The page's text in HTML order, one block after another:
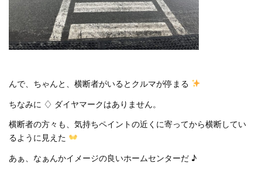
んで、ちゃんと、横断者がいるとクルマが停まる
ちなみに ♢ ダイヤマークはありません。
横断者の方々も、気持ちペイントの近くに寄ってから横断してい
るように見えた
あぁ、なぁんかイメージの良いホームセンターだ ♪